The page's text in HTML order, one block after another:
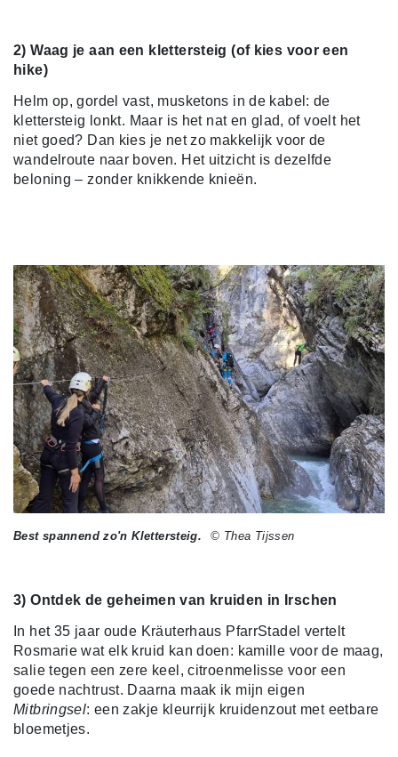
2) Waag je aan een klettersteig (of kies voor een
hike)
Helm op, gordel vast, musketons in de kabel: de
klettersteig lonkt. Maar is het nat en glad, of voelt het
niet goed? Dan kies je net zo makkelijk voor de
wandelroute naar boven. Het uitzicht is dezelfde
beloning – zonder knikkende knieën.
Best spannend zo'n Klettersteig. © Thea Tijssen
3) Ontdek de geheimen van kruiden in Irschen
In het 35 jaar oude Kräuterhaus PfarrStadel vertelt
Rosmarie wat elk kruid kan doen: kamille voor de maag,
salie tegen een zere keel, citroenmelisse voor een
goede nachtrust. Daarna maak ik mijn eigen
Mitbringsel: een zakje kleurrijk kruidenzout met eetbare
bloemetjes.